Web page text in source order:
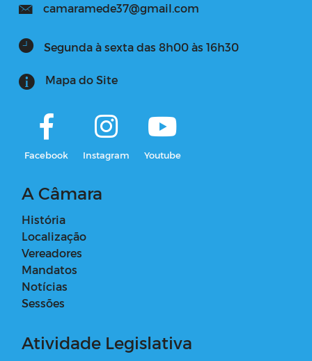
camaramede37@gmail.com
Segunda à sexta das 8h00 às 16h30
Mapa do Site
Facebook Instagram Youtube
A Câmara
História
Localização
Vereadores
Mandatos
Notícias
Sessões
Atividade Legislativa